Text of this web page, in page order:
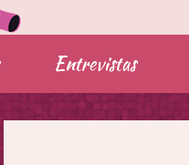
Entrevistas